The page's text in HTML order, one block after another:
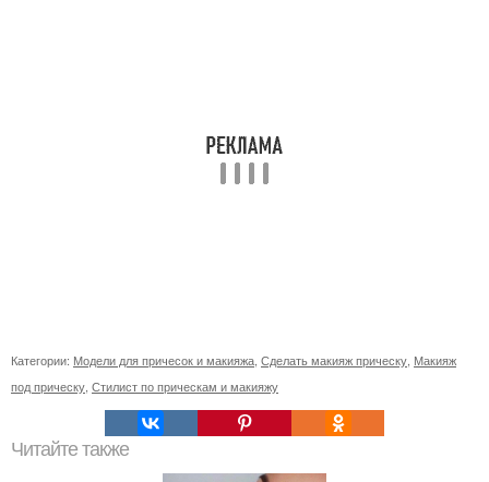
Категории: Модели для причесок и макияжа, Сделать макияж прическу, Макияж
под прическу, Стилист по прическам и макияжу
Читайте также